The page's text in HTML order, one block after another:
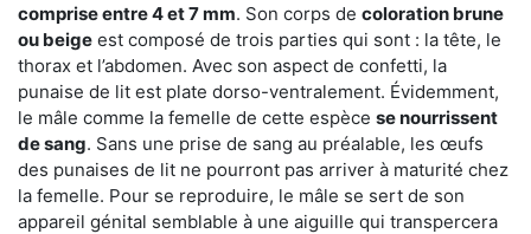
comprise entre 4 et 7 mm. Son corps de coloration brune
ou beige est composé de trois parties qui sont : la tête, le
thorax et l’abdomen. Avec son aspect de confetti, la
punaise de lit est plate dorso-ventralement. Évidemment,
le mâle comme la femelle de cette espèce se nourrissent
de sang. Sans une prise de sang au préalable, les œufs
des punaises de lit ne pourront pas arriver à maturité chez
la femelle. Pour se reproduire, le mâle se sert de son
appareil génital semblable à une aiguille qui transpercera